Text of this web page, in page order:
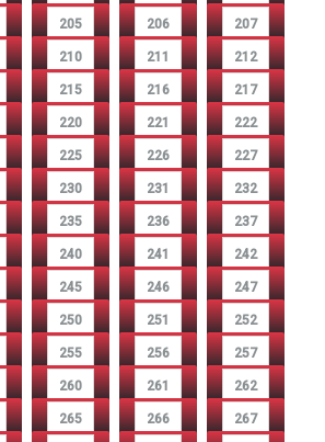
205 206 207
210 211 212
215 216 217
220 221 222
225 226 227
230 231 232
235 236 237
240 241 242
245 246 247
250 251 252
255 256 257
260 261 262
265 266 267